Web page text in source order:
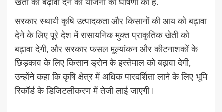
खेती को बढ़ावा देने की योजना की घोषणा की है.
सरकार स्थायी कृषि उत्पादकता और किसानों की आय को बढ़ावा
देने के लिए पूरे देश में रासायनिक मुक्त प्राकृतिक खेती को
बढ़ावा देगी, और सरकार फसल मूल्यांकन और कीटनाशकों के
छिड़काव के लिए किसान ड्रोन के इस्तेमाल को बढ़ावा देगी,
उन्होंने कहा कि कृषि क्षेत्र में अधिक पारदर्शिता लाने के लिए भूमि
रिकॉर्ड के डिजिटलीकरण में तेजी लाई जाएगी।